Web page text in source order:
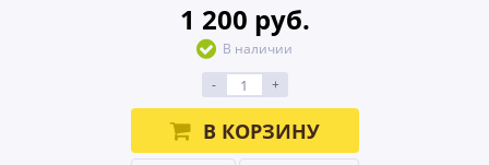
1 200 руб.
В наличии
-
+
В КОРЗИНУ